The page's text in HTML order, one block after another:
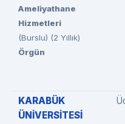
Ameliyathane
Hizmetleri
(Burslu) (2 Yıllık)
Örgün
KARABÜK
ÜNİVERSİTESİ